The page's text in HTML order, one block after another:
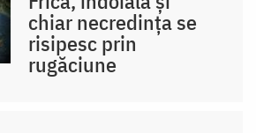
chiar necredința se
risipesc prin
rugăciune